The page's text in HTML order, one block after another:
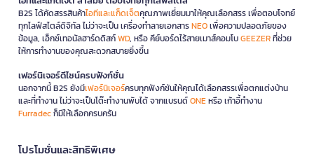
B2S ได้คัดสรรสินค้าไอทีและแก็ดเจ็ตคุณภาพเยี่ยมมาให้คุณเลือกสรร เพื่อตอบโจทย์
ทุกไลฟ์สไตล์ดิจิทัล ไม่ว่าจะเป็น เครื่องทำลายเอกสารNEOเพื่อความปลอดภัยของ
ข้อมูล, เอ็กซ์เทอนัลฮาร์ดดิสก์WD, หรือ คีย์บอร์ดไร้สายเมาส์คอมโบGEEZERที่ช่วย
ให้การทำงานของคุณสะดวกสบายยิ่งขึ้น
เฟอร์นิเจอร์ดีไซน์ครบฟังก์ชั่น
นอกจากนี้ B2S ยังมีเฟอร์นิเจอร์ครบทุกฟังก์ชันให้คุณได้เลือกสรรเพื่อตกแต่งบ้าน
และที่ทำงาน ไม่ว่าจะเป็นโต๊ะทำงานพับได้ จากแบรนด์ONEหรือ เก้าอี้ทำงาน
Furradecก็มีให้เลือกครบครัน
โปรโมชั่นและสิทธิพิเศษ